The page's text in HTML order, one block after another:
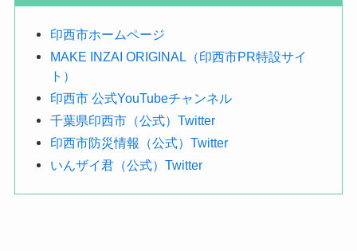
す
印西市ホームページ
MAKE INZAI ORIGINAL（印西市PR特設サイ
ト）
印西市 公式YouTubeチャンネル
千葉県印西市（公式）Twitter
印西市防災情報（公式）Twitter
いんザイ君（公式）Twitter